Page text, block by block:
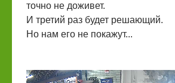
точно не доживет.
И третий раз будет решающий.
Но нам его не покажут...